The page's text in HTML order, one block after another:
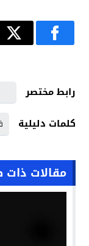
رابط مختصر
كلمات دليلية
مقالات ذات